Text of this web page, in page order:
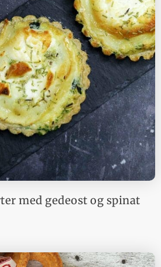
med gedeost og spinat